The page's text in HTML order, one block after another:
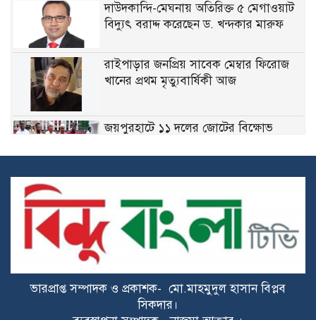
দাউদকান্দি-মেঘনায় অতিরিক্ত ৫ মেগাওয়াট
বিদ্যুৎ বরাদ্দ করেছেন ড. খন্দকার মারুফ
রাইপাড়ার জনপ্রিয় সাবেক মেম্বার ফিরোজ
খানের প্রথম মৃত্যুবার্ষিকী আজ
জয়পুরহাটে ১১ দলের জোটের বিক্ষোভ
সচেতনতামূলক কর্মসূচি
গ্যাসের ভোগান্তি কমার আশা, আংশিক সচল
মহেশখালীর এলএনজি টার্মিনাল
হাসিনাকে সুযোগ দিয়ে কী অর্জন করতে চায়
ভারত? প্রশ্ন তুলল বিএনপি
ভারপ্রাপ্ত সম্পাদক ও প্রকাশক- মো.মাহমুদুল হাসান বিপ্লব
সিকদার।